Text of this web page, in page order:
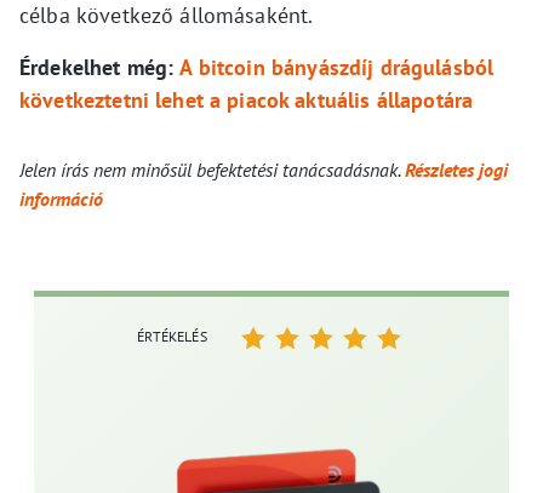
célba következő állomásaként.
Érdekelhet még: A bitcoin bányászdíj drágulásból
következtetni lehet a piacok aktuális állapotára
Jelen írás nem minősül befektetési tanácsadásnak.Részletes jogi
információ
ÉRTÉKELÉS